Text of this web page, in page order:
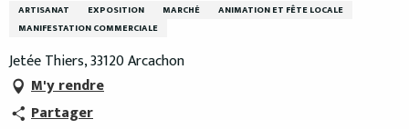
ARTISANAT EXPOSITION MARCHÉ
ANIMATION ET FÊTE LOCALE
MANIFESTATION COMMERCIALE
Jetée Thiers, 33120 Arcachon
M'y rendre
Partager